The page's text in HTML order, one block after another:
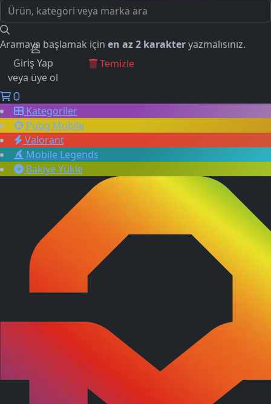
Aramaya başlamak için en az 2 karakteryazmalısınız.
GEÇMİŞ ARAMALAR
Temizle
Giriş Yap
veya üye ol
0
Kategoriler
Pubg Mobile
Valorant
Mobile Legends
Bakiye Yükle